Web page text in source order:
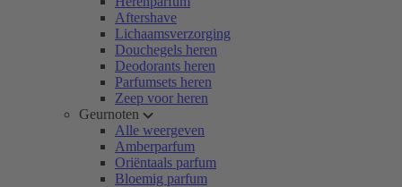
Aftershave
Lichaamsverzorging
Douchegels heren
Deodorants heren
Parfumsets heren
Zeep voor heren
Geurnoten
Alle weergeven
Amberparfum
Oriëntaals parfum
Bloemig parfum